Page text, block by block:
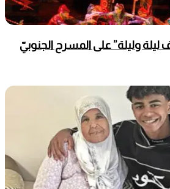
ليلة وليلة” على المسرح الجنوبيّ